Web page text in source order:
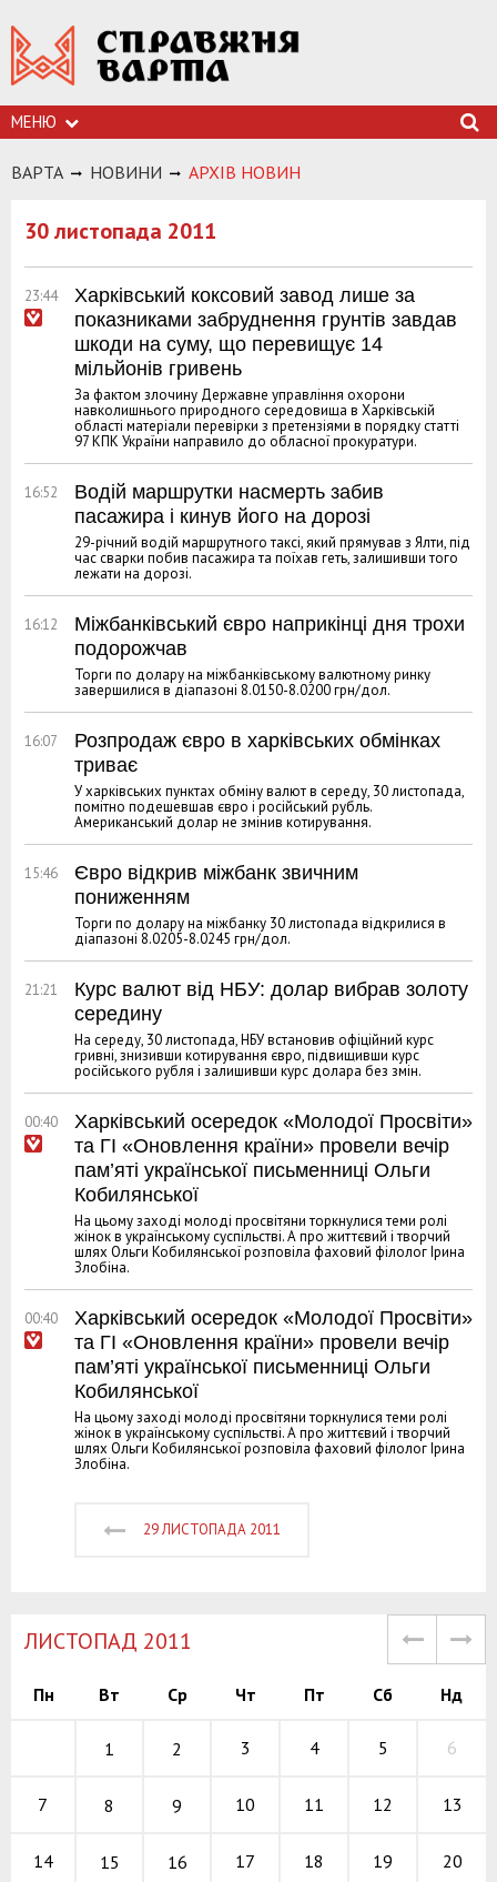
МЕНЮ
ВАРТА НОВИНИ АРХIВ НОВИН
30 листопада 2011
23:44
Харківський коксовий завод лише за
показниками забруднення грунтів завдав
шкоди на суму, що перевищує 14
мільйонів гривень
За фактом злочину Державне управління охорони
навколишнього природного середовища в Харківській
області матеріали перевірки з претензіями в порядку статті
97 КПК України направило до обласної прокуратури.
16:52
Водій маршрутки насмерть забив
пасажира і кинув його на дорозі
29-річний водій маршрутного таксі, який прямував з Ялти, під
час сварки побив пасажира та поїхав геть, залишивши того
лежати на дорозі.
16:12
Міжбанківський євро наприкінці дня трохи
подорожчав
Торги по долару на міжбанківському валютному ринку
завершилися в діапазоні 8.0150-8.0200 грн/дол.
16:07
Розпродаж євро в харківських обмінках
триває
У харківських пунктах обміну валют в середу, 30 листопада,
помітно подешевшав євро і російський рубль.
Американський долар не змінив котирування.
15:46
Євро відкрив міжбанк звичним
пониженням
Торги по долару на міжбанку 30 листопада відкрилися в
діапазоні 8.0205-8.0245 грн/дол.
21:21
Курс валют від НБУ: долар вибрав золоту
середину
На середу, 30 листопада, НБУ встановив офіційний курс
гривні, знизивши котирування євро, підвищивши курс
російського рубля і залишивши курс долара без змін.
00:40
Харківський осередок «Молодої Просвіти»
та ГІ «Оновлення країни» провели вечір
пам’яті української письменниці Ольги
Кобилянської
На цьому заході молоді просвітяни торкнулися теми ролі
жінок в українському суспільстві. А про життєвий і творчий
шлях Ольги Кобилянської розповіла фаховий філолог Ірина
Злобіна.
00:40
Харківський осередок «Молодої Просвіти»
та ГІ «Оновлення країни» провели вечір
пам’яті української письменниці Ольги
Кобилянської
На цьому заході молоді просвітяни торкнулися теми ролі
жінок в українському суспільстві. А про життєвий і творчий
шлях Ольги Кобилянської розповіла фаховий філолог Ірина
Злобіна.
29 ЛИСТОПАДА 2011
ЛИСТОПАД 2011
Пн Вт Ср Чт Пт Сб Нд
1 2 3 4 5 6
7 8 9 10 11 12 13
14 15 16 17 18 19 20